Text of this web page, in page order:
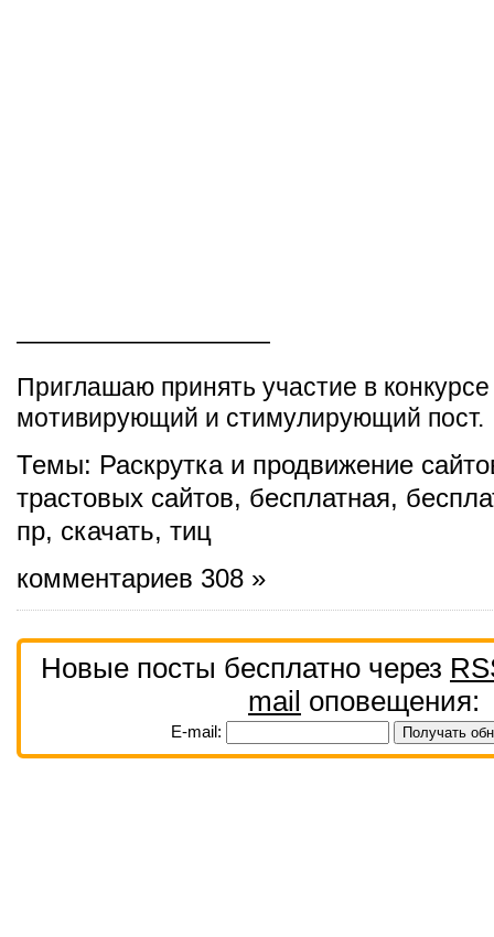
——————————
Приглашаю принять участие в
мотивирующий и стимулирующий пост.
Темы: Раскрутка и продвижение
трастовых сайтов, бесплатная,
пр, скачать, тиц
комментариев 308 »
Новые посты бесплатно через
mail оповещения:
E-mail: